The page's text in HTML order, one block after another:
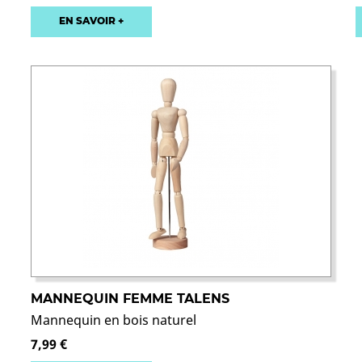
EN SAVOIR +
MANNEQUIN FEMME TALENS
Mannequin en bois naturel
7,99 €